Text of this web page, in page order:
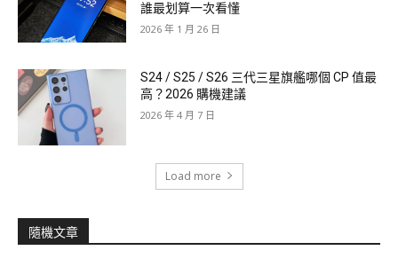
誰最划算一次看懂
2026 年 1 月 26 日
S24 / S25 / S26 三代三星旗艦哪個 CP 值最
高？2026 購機建議
2026 年 4 月 7 日
Load more
隨機文章